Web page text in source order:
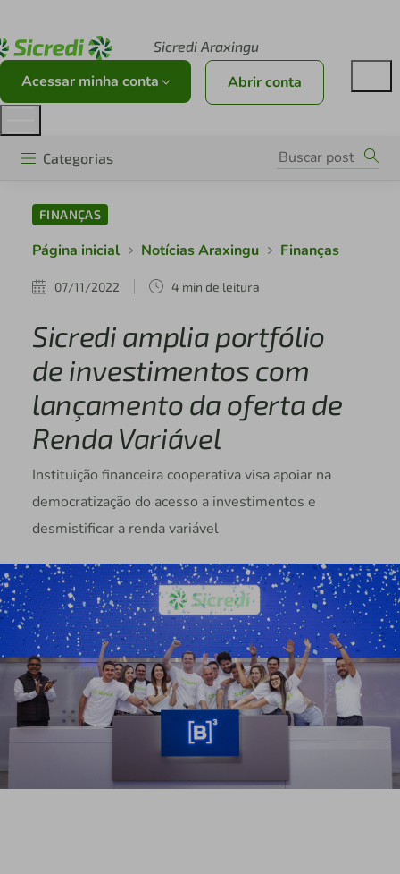
Sicredi Araxingu
Acessar minha conta Abrir conta
Categorias
FINANÇAS
Página inicial Notícias Araxingu Finanças
07/11/2022 4 min de leitura
Sicredi amplia portfólio
de investimentos com
lançamento da oferta de
Renda Variável
Instituição financeira cooperativa visa apoiar na
democratização do acesso a investimentos e
desmistificar a renda variável